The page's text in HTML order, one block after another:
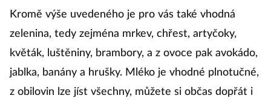
Kromě výše uvedeného je pro vás také vhodná
zelenina, tedy zejména mrkev, chřest, artyčoky,
květák, luštěniny, brambory, a z ovoce pak avokádo,
jablka, banány a hrušky. Mléko je vhodné plnotučné,
z obilovin lze jíst všechny, můžete si občas dopřát i